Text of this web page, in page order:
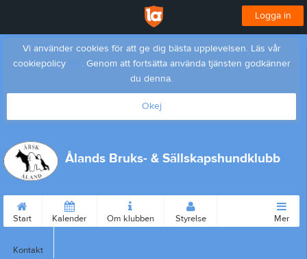
Logga in
Vi använder cookies för att ge dig bästa upplevelsen. Läs vår
cookiepolicy
. Genom att fortsätta använda tjänsten godkänner
du denna.
Okej
Ålands Bruks- & Sällskapshundklubb
Start Kalender Om klubben Styrelse
Kontakt
Mer